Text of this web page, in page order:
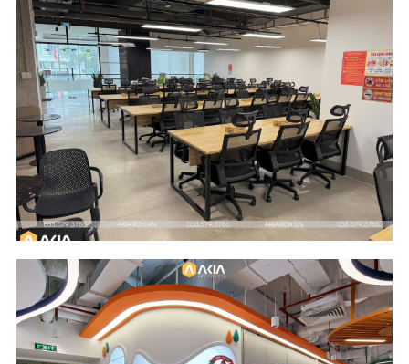
Scope of Work
Design and Build
Area
510 m2
Location
River Garden
Building - HCM City
Industry
Digital Media and
Entertainment
Scope of Work
Design & Build
Area
177 m2